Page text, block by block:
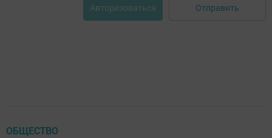
Авторизоваться Отправить
ОБЩЕСТВО